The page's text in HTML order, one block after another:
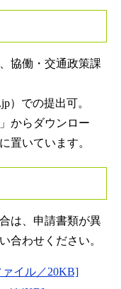
協働・交通政策課
）での提出可。
からダウンロー
置いています。
は、申請書類が異
合わせください。
イル／20KB]